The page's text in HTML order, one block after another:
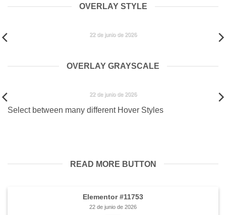
OVERLAY STYLE
22 de junio de 2026
OVERLAY GRAYSCALE
22 de junio de 2026
Select between many different Hover Styles
READ MORE BUTTON
Elementor #11753
22 de junio de 2026